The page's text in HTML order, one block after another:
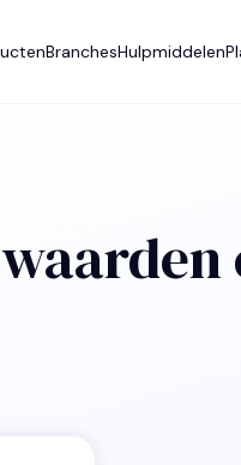
BranchesHulpmiddelen